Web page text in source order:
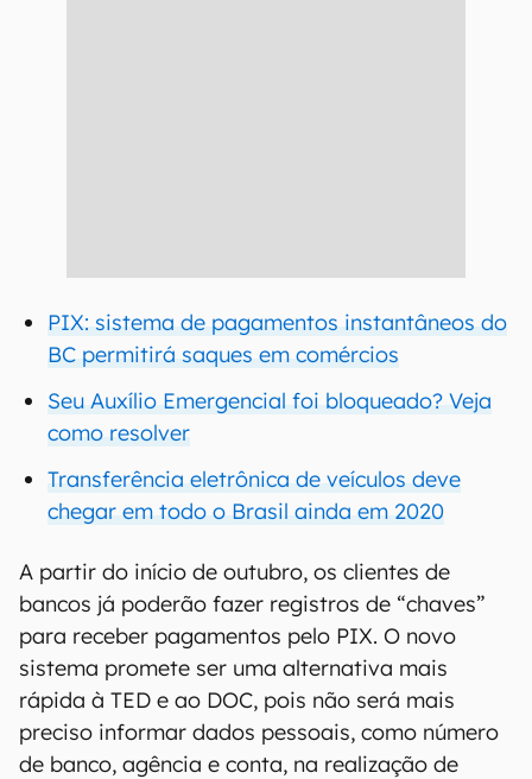
PIX: sistema de pagamentos instantâneos do
BC permitirá saques em comércios
Seu Auxílio Emergencial foi bloqueado? Veja
como resolver
Transferência eletrônica de veículos deve
chegar em todo o Brasil ainda em 2020
A partir do início de outubro, os clientes de
bancos já poderão fazer registros de “chaves”
para receber pagamentos pelo PIX. O novo
sistema promete ser uma alternativa mais
rápida à TED e ao DOC, pois não será mais
preciso informar dados pessoais, como número
de banco, agência e conta, na realização de